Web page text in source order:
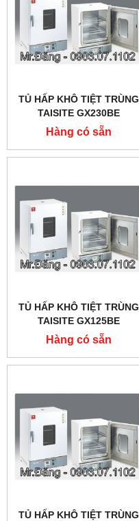
TỦ HẤP KHÔ TIỆT TRÙNG
TAISITE GX230BE
Hàng có sẵn
TỦ HẤP KHÔ TIỆT TRÙNG
TAISITE GX125BE
Hàng có sẵn
TỦ HẤP KHÔ TIỆT TRÙNG